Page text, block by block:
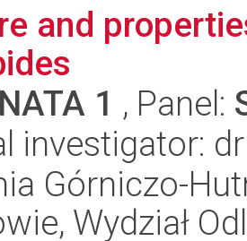
and
1 , Panel:
investigator:
Górniczo-
Wydział